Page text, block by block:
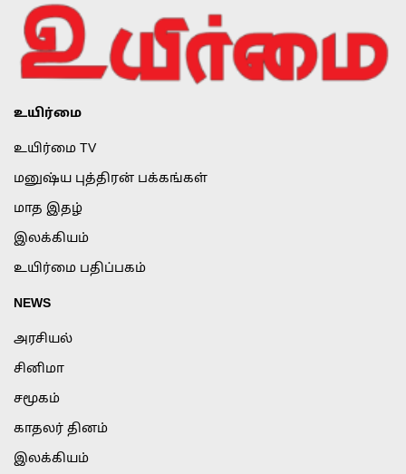
உயிர்மை
உயிர்மை TV
மனுஷ்ய புத்திரன் பக்கங்கள்
மாத இதழ்
இலக்கியம்
உயிர்மை பதிப்பகம்
NEWS
அரசியல்
சினிமா
சமூகம்
காதலர் தினம்
இலக்கியம்